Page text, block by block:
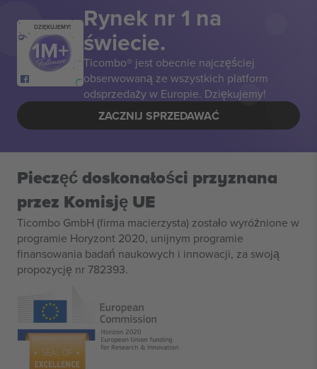
DZIĘKUJEMY! Rynek nr 1 na
świecie.
Ticombo® jest obecnie najczęściej
obserwowaną ze wszystkich platform
odsprzedaży w Europie. Dziękujemy!
ZACZNIJ SPRZEDAWAĆ
Pieczęć doskonałości przyznana
przez Komisję UE
Ticombo GmbH (firma macierzysta) zostało wyróżnione w
programie Horyzont 2020, unijnym programie
finansowania badań naukowych i innowacji, za swoją
propozycję nr 782393.